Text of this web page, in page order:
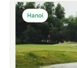
Hanoi